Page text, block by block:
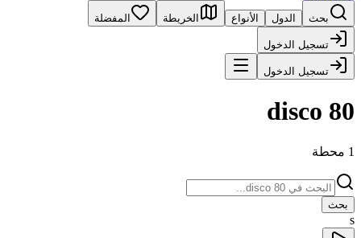
بحث الدول الأنواع الخريطة المفضلة
تسجيل الدخول
تسجيل الدخول
disco 80
1 محطة
بحث
s